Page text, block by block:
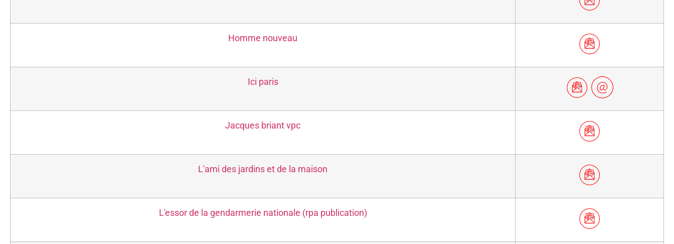
Homme nouveau
Ici paris
Jacques briant vpc
L'ami des jardins et de la maison
L'essor de la gendarmerie nationale (rpa publication)